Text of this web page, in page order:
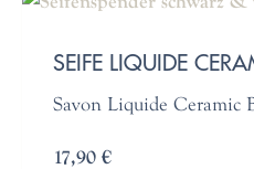
SEIFE LIQUIDE
Savon Liquide Ceramic
17,90 €